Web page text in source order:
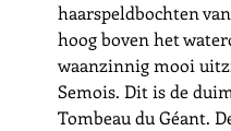
haarspeldbochten
hoog boven het
waanzinnig mooi
Semois. Dit is de
Tombeau du Géant.